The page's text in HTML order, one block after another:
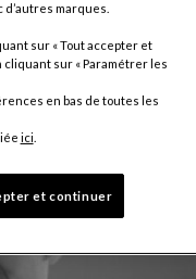
d’autres marques.
sur « Tout accepter et
sur « Paramétrer les
en bas de toutes les
ici.
et continuer